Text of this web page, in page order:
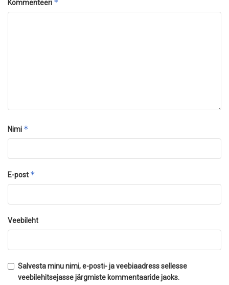
Kommenteeri *
Nimi *
E-post *
Veebileht
Salvesta minu nimi, e-posti- ja veebiaadress sellesse
veebilehitsejasse järgmiste kommentaaride jaoks.